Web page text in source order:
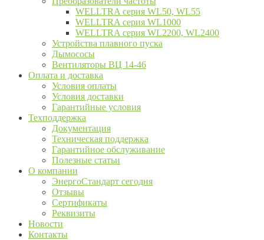
WELLTRA cерия WL50, WL55
WELLTRA cерия WL1000
WELLTRA серия WL2200, WL2400
Устройства плавного пуска
Дымососы
Вентиляторы ВЦ 14-46
Оплата и доставка
Условия оплаты
Условия доставки
Гарантийные условия
Техподдержка
Документация
Техническая поддержка
Гарантийное обслуживание
Полезные статьи
О компании
ЭнергоСтандарт сегодня
Отзывы
Сертификаты
Реквизиты
Новости
Контакты